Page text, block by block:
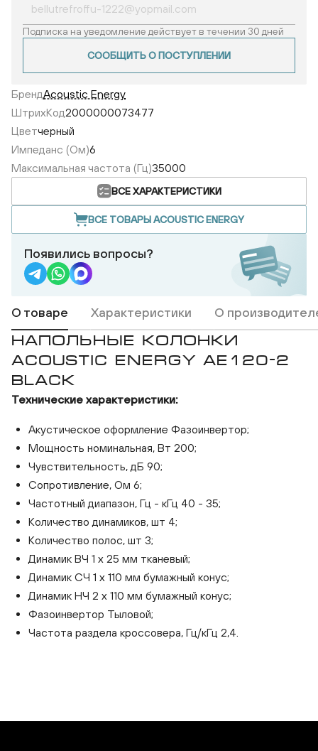
Acoustic Energy AE120-2 Black
Подписка на уведомление действует в течении 30 дней
СООБЩИТЬ О ПОСТУПЛЕНИИ
БрендAcoustic Energy
ШтрихКод2000000073477
Цветчерный
Импеданс (Ом)6
Максимальная частота (Гц)35000
ВСЕ ХАРАКТЕРИСТИКИ
ВСЕ ТОВАРЫ ACOUSTIC ENERGY
Появились вопросы?
О товаре Характеристики О
НАПОЛЬНЫЕ КОЛОНКИ
ACOUSTIC ENERGY AE120-2
BLACK
Технические характеристики:
Акустическое оформление Фазоинвертор;
Мощность номинальная, Вт 200;
Чувствительность, дБ 90;
Сопротивление, Ом 6;
Частотный диапазон, Гц - кГц 40 - 35;
Количество динамиков, шт 4;
Количество полос, шт 3;
Динамик ВЧ 1 х 25 мм тканевый;
Динамик СЧ 1 х 110 мм бумажный конус;
Динамик НЧ 2 х 110 мм бумажный конус;
Фазоинвертор Тыловой;
Частота раздела кроссовера, Гц/кГц 2,4.